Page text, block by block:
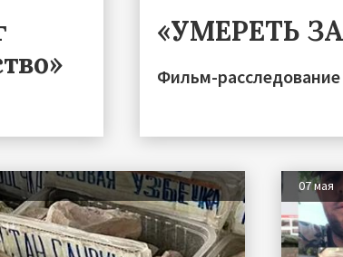
«УМЕРЕТЬ
Фильм-расследование
07 мая